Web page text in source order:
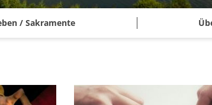
/ Sakramente